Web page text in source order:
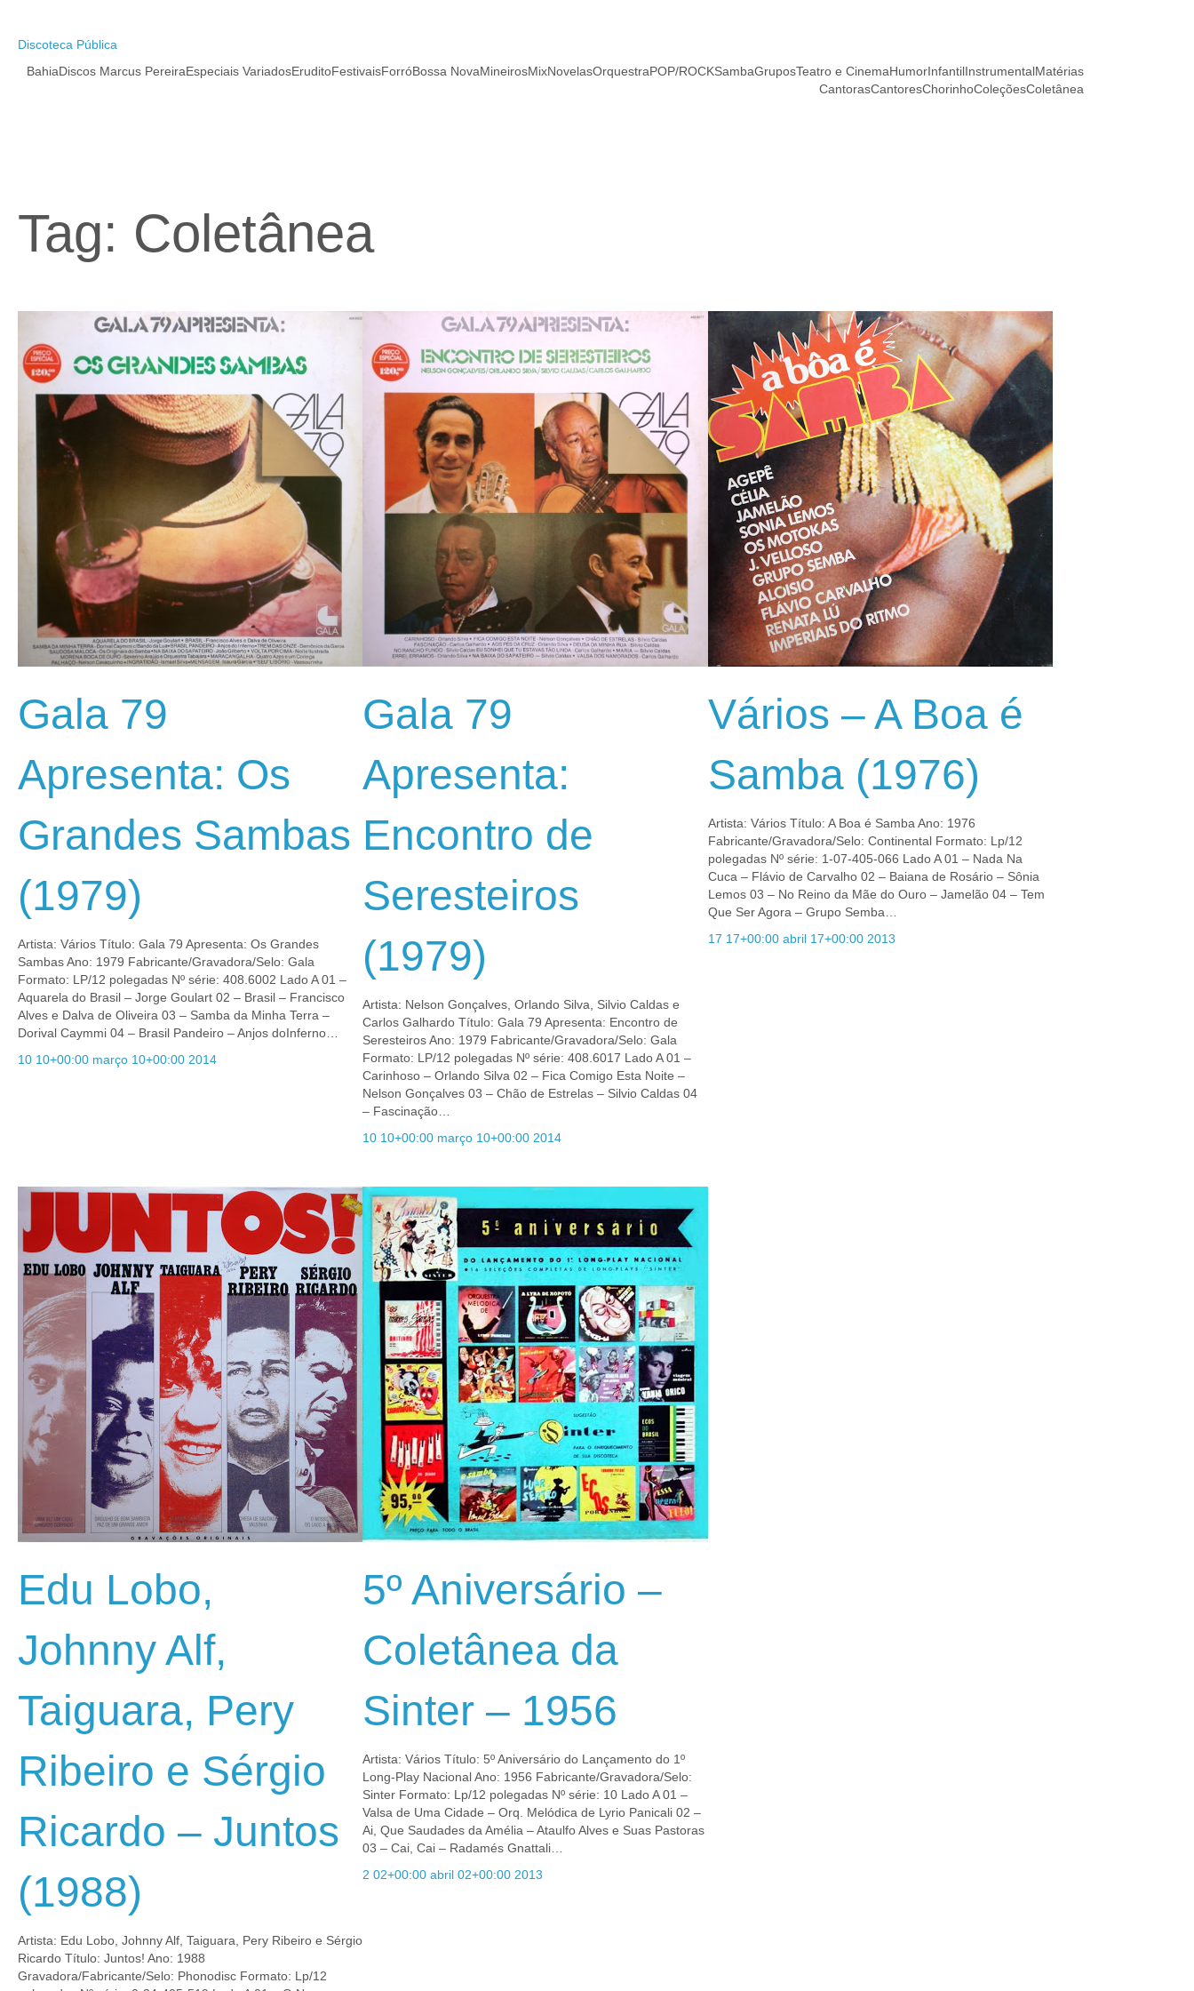
Discoteca Pública
BahiaDiscos Marcus PereiraEspeciais VariadosEruditoFestivaisForróBossa NovaMineirosMixNovelasOrquestraPOP/ROCKSambaGruposTeatro e CinemaHumorInfantilInstrumentalMatérias
CantorasCantoresChorinhoColeçõesColetânea
Tag: Coletânea
Gala 79
Apresenta: Os
Grandes Sambas
(1979)
Artista: Vários Título: Gala 79 Apresenta: Os Grandes
Sambas Ano: 1979 Fabricante/Gravadora/Selo: Gala
Formato: LP/12 polegadas Nº série: 408.6002 Lado A 01 –
Aquarela do Brasil – Jorge Goulart 02 – Brasil – Francisco
Alves e Dalva de Oliveira 03 – Samba da Minha Terra –
Dorival Caymmi 04 – Brasil Pandeiro – Anjos doInferno…
10 10+00:00 março 10+00:00 2014
Gala 79
Apresenta:
Encontro de
Seresteiros
(1979)
Artista: Nelson Gonçalves, Orlando Silva, Silvio Caldas e
Carlos Galhardo Título: Gala 79 Apresenta: Encontro de
Seresteiros Ano: 1979 Fabricante/Gravadora/Selo: Gala
Formato: LP/12 polegadas Nº série: 408.6017 Lado A 01 –
Carinhoso – Orlando Silva 02 – Fica Comigo Esta Noite –
Nelson Gonçalves 03 – Chão de Estrelas – Silvio Caldas 04
– Fascinação…
10 10+00:00 março 10+00:00 2014
Vários – A Boa é
Samba (1976)
Artista: Vários Título: A Boa é Samba Ano: 1976
Fabricante/Gravadora/Selo: Continental Formato: Lp/12
polegadas Nº série: 1-07-405-066 Lado A 01 – Nada Na
Cuca – Flávio de Carvalho 02 – Baiana de Rosário – Sônia
Lemos 03 – No Reino da Mãe do Ouro – Jamelão 04 – Tem
Que Ser Agora – Grupo Semba…
17 17+00:00 abril 17+00:00 2013
Edu Lobo,
Johnny Alf,
Taiguara, Pery
Ribeiro e Sérgio
Ricardo – Juntos
(1988)
Artista: Edu Lobo, Johnny Alf, Taiguara, Pery Ribeiro e Sérgio
Ricardo Título: Juntos! Ano: 1988
Gravadora/Fabricante/Selo: Phonodisc Formato: Lp/12
5º Aniversário –
Coletânea da
Sinter – 1956
Artista: Vários Título: 5º Aniversário do Lançamento do 1º
Long-Play Nacional Ano: 1956 Fabricante/Gravadora/Selo:
Sinter Formato: Lp/12 polegadas Nº série: 10 Lado A 01 –
Valsa de Uma Cidade – Orq. Melódica de Lyrio Panicali 02 –
Ai, Que Saudades da Amélia – Ataulfo Alves e Suas Pastoras
03 – Cai, Cai – Radamés Gnattali…
2 02+00:00 abril 02+00:00 2013